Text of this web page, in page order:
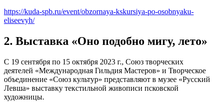
https://kuda-spb.ru/event/obzornaya-kskursiya-po-osobnyaku-
eliseevyh/
2. Выставка «Оно подобно мигу, лето»
С 19 сентября по 15 октября 2023 г., Союз творческих
деятелей «Международная Гильдия Мастеров» и Творческое
объединение «Союз культур» представляют в музее «Русский
Левша» выставку текстильной живописи псковской
художницы.